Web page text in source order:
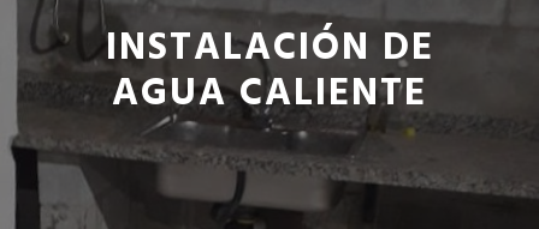
INSTALACIÓN DE
AGUA CALIENTE